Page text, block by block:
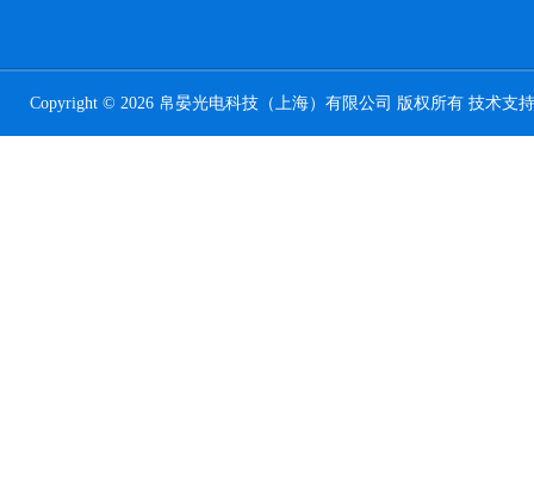
Copyright © 2026 帛晏光电科技（上海）有限公司 版权所有 技术支